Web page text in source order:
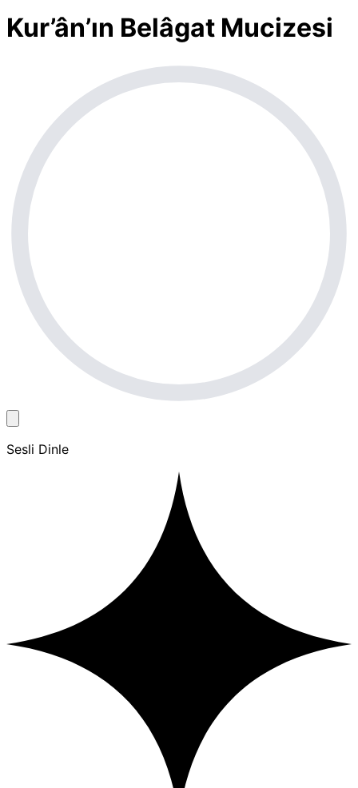
Kur’ân’ın Belâgat Mucizesi
Sesli Dinle